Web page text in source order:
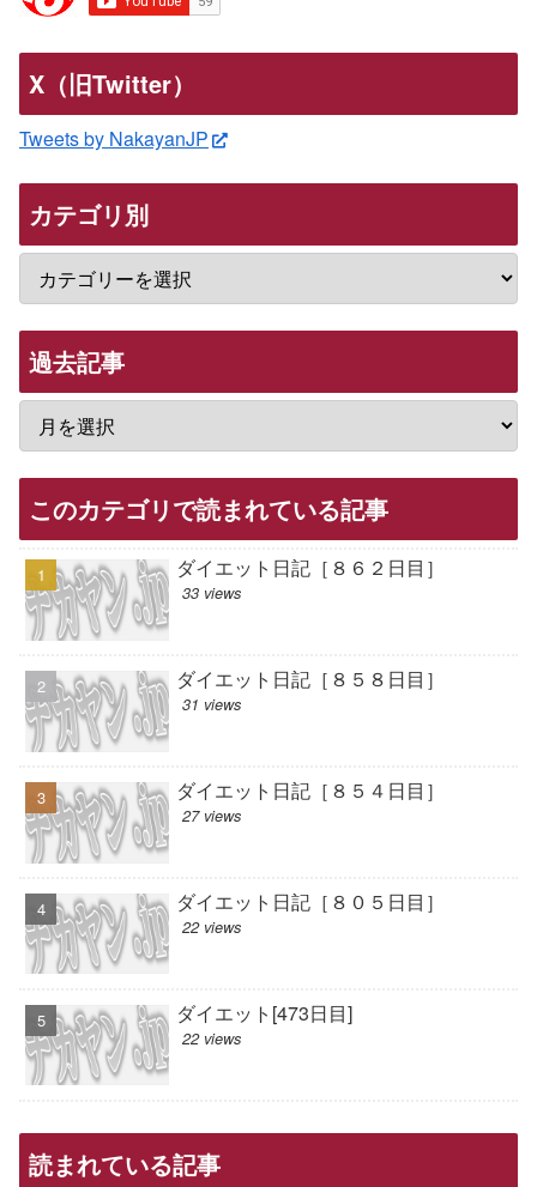
X（旧Twitter）
Tweets by NakayanJP
カテゴリ別
過去記事
このカテゴリで読まれている記事
ダイエット日記［８６２日目］
33 views
ダイエット日記［８５８日目］
31 views
ダイエット日記［８５４日目］
27 views
ダイエット日記［８０５日目］
22 views
ダイエット[473日目]
22 views
読まれている記事